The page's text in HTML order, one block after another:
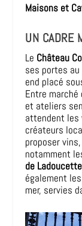
Maisons et
UN CADRE
Le Château
ses portes
end placé
Entre
et ateliers
attendent les
créateurs
proposer
notamment
de Ladoucette
également
mer, servies